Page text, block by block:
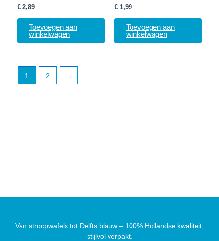
€ 2,89
Toevoegen aan
winkelwagen
€ 1,99
Toevoegen aan
winkelwagen
1 2 →
Van stroopwafels tot Delfts blauw – 100% Hollandse kwaliteit,
stijlvol verpakt.